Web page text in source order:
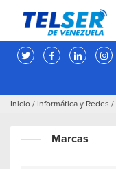
Inicio / Informática y Redes /
Marcas